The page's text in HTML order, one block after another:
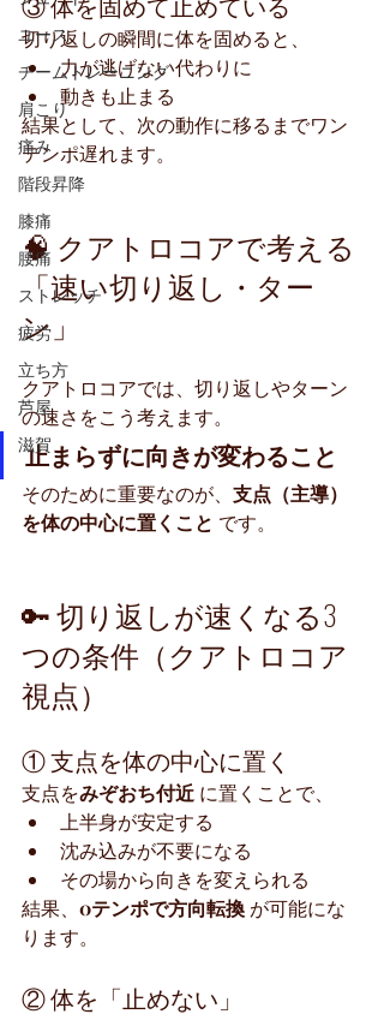
ユース
チームトレーニング
肩こり
痛み
階段昇降
膝痛
腰痛
ストレッチ
疲労
立ち方
芦屋
滋賀
切り返しの瞬間に体を固めると、
力が逃げない代わりに
動きも止まる
結果として、次の動作に移るまでワン
テンポ遅れます。
🧠 クアトロコアで考える
「速い切り返し・ター
ン」
クアトロコアでは、切り返しやターン
の速さをこう考えます。
止まらずに向きが変わること
そのために重要なのが、 支点（主導）
を体の中心に置くこと です。
🔑 切り返しが速くなる3
つの条件（クアトロコア
視点）
① 支点を体の中心に置く
支点をみぞおち付近 に置くことで、
上半身が安定する
沈み込みが不要になる
その場から向きを変えられる
結果、 0テンポで方向転換 が可能にな
ります。
② 体を「止めない」